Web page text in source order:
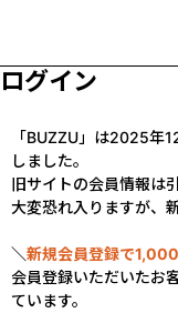
ログイン
「BUZZU」は2025年
しました。
旧サイトの会員情報は
大変恐れ入りますが、
＼新規会員登録で
会員登録いただいたお
ています。